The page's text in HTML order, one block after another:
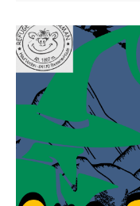
Elli la conteuse et
repas contes ou un
recommandée aux